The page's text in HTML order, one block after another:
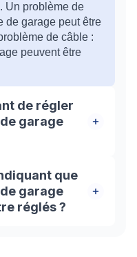
Un problème de
de garage peut être
de câble :
peuvent être
de régler
garage
sectionnelle
et de la
sont mal
ou se fermer
que
garage
réglés ?